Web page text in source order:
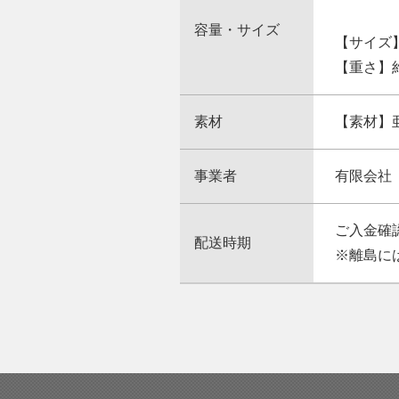
容量・サイズ
【サイ
【重さ
素材 【素材
事業者 有限会
配送時期
ご入金確
※離島に